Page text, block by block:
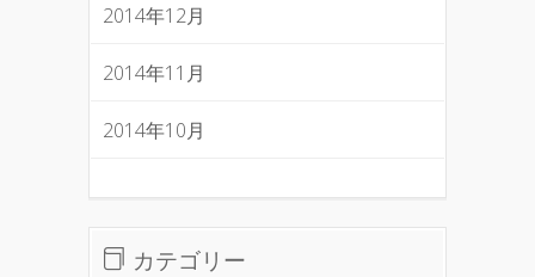
2014年12月
2014年11月
2014年10月
カテゴリー